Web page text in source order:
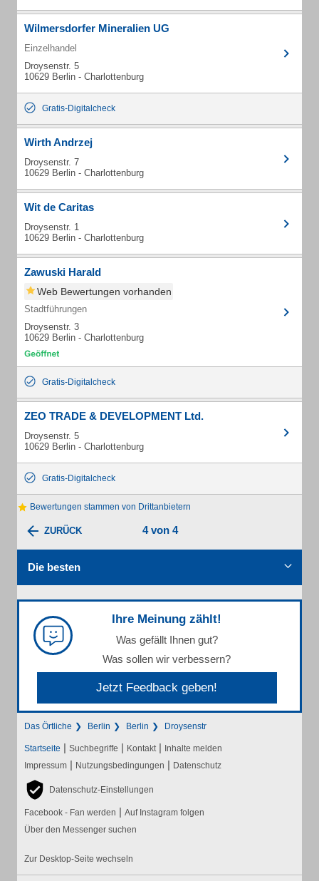
Wilmersdorfer Mineralien UG
Einzelhandel
Droysenstr. 5
10629 Berlin - Charlottenburg
Gratis-Digitalcheck
Wirth Andrzej
Droysenstr. 7
10629 Berlin - Charlottenburg
Wit de Caritas
Droysenstr. 1
10629 Berlin - Charlottenburg
Zawuski Harald
Web Bewertungen vorhanden
Stadtführungen
Droysenstr. 3
10629 Berlin - Charlottenburg
Gratis-Digitalcheck
ZEO TRADE & DEVELOPMENT Ltd.
Droysenstr. 5
10629 Berlin - Charlottenburg
Gratis-Digitalcheck
Bewertungen stammen von Drittanbietern
ZURÜCK 4 von 4
Die besten
Ihre Meinung zählt!
Was gefällt Ihnen gut?
Was sollen wir verbessern?
Jetzt Feedback geben!
Das Örtliche Berlin Berlin Droysenstr
Startseite | Suchbegriffe | Kontakt | Inhalte melden
Impressum | Nutzungsbedingungen | Datenschutz
Datenschutz-Einstellungen
Facebook - Fan werden | Auf Instagram folgen
Über den Messenger suchen
Zur Desktop-Seite wechseln